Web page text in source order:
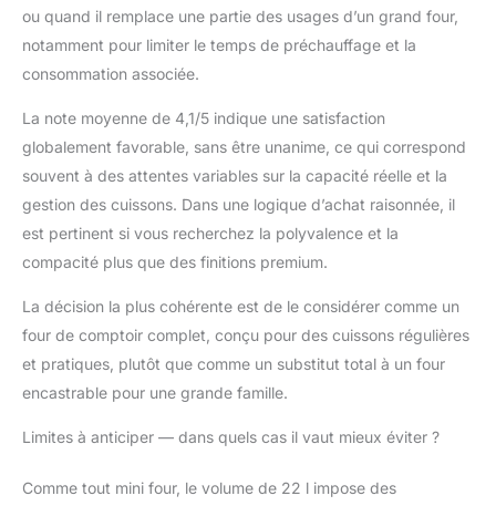
ou quand il remplace une partie des usages d’un grand four,
notamment pour limiter le temps de préchauffage et la
consommation associée.
La note moyenne de 4,1/5 indique une satisfaction
globalement favorable, sans être unanime, ce qui correspond
souvent à des attentes variables sur la capacité réelle et la
gestion des cuissons. Dans une logique d’achat raisonnée, il
est pertinent si vous recherchez la polyvalence et la
compacité plus que des finitions premium.
La décision la plus cohérente est de le considérer comme un
four de comptoir complet, conçu pour des cuissons régulières
et pratiques, plutôt que comme un substitut total à un four
encastrable pour une grande famille.
Limites à anticiper — dans quels cas il vaut mieux éviter ?
Comme tout mini four, le volume de 22 l impose des